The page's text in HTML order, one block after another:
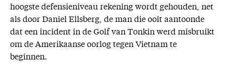
hoogste defensieniveau rekening wordt gehouden, net
als door Daniel Ellsberg, de man die ooit aantoonde
dat een incident in de Golf van Tonkin werd misbruikt
om de Amerikaanse oorlog tegen Vietnam te
beginnen.